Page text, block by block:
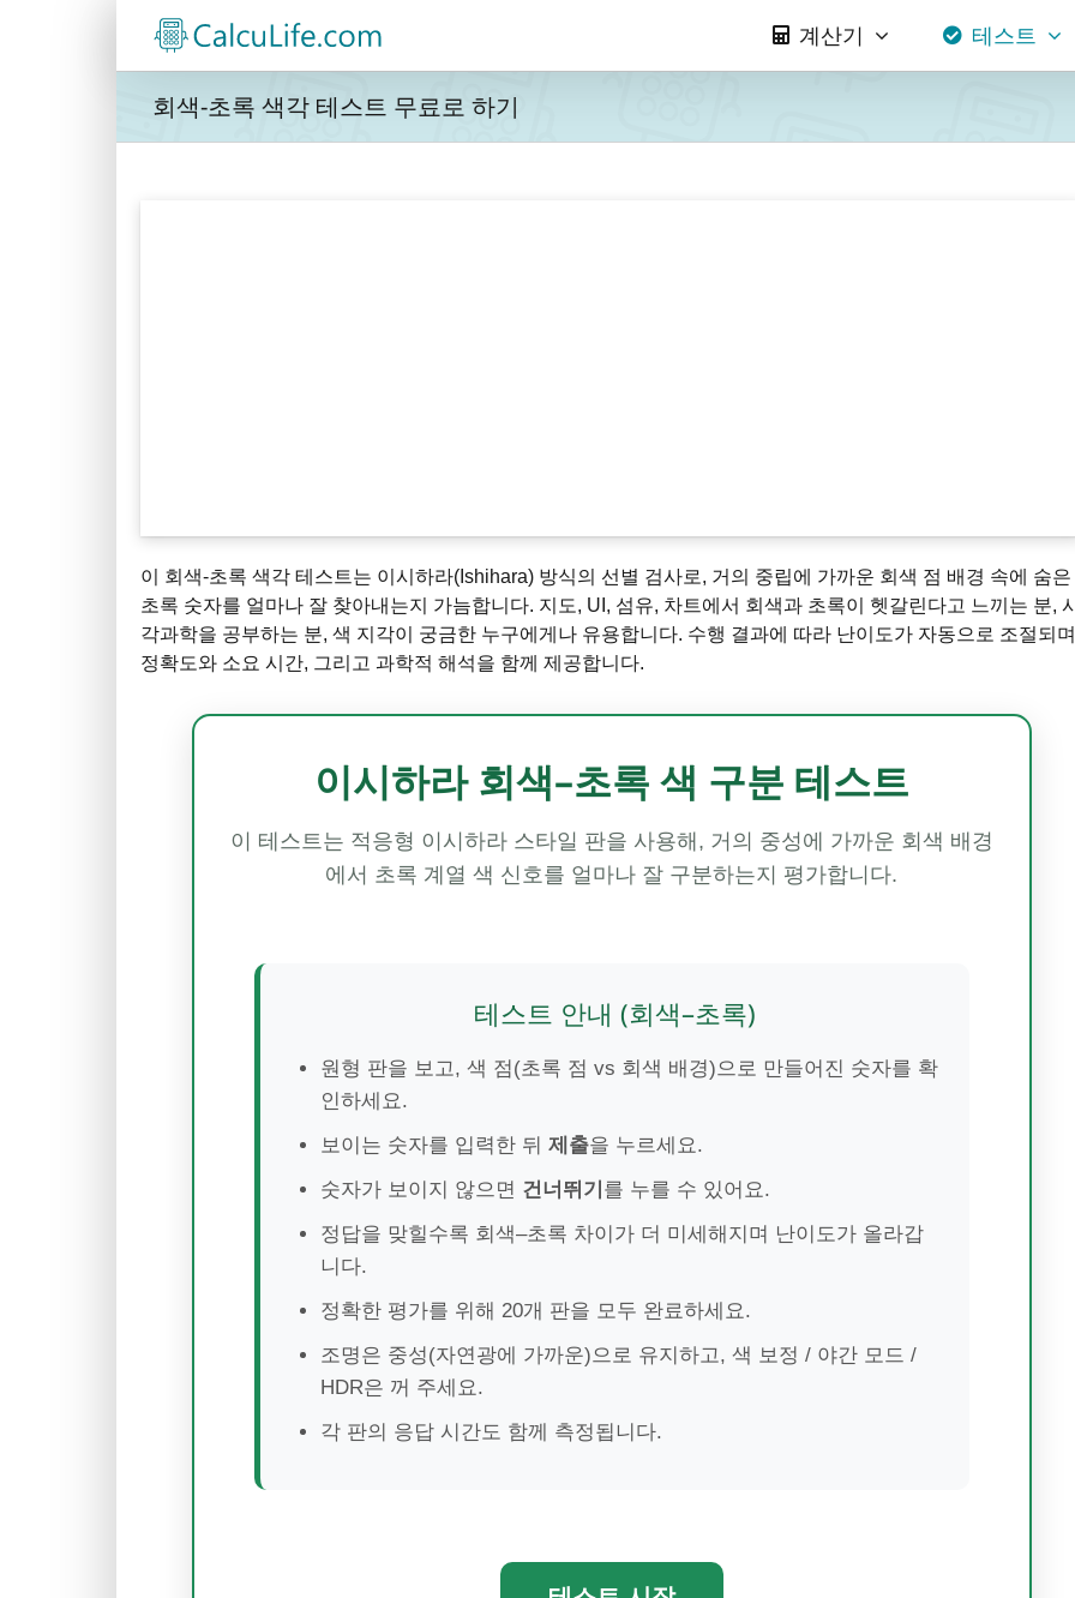
계산기 테스트
회색-초록 색각 테스트 무료로 하기
이 회색-초록 색각 테스트는 이시하라(Ishihara) 방식의 선별 검사로, 거의 중립에 가까운 회색 점 배경 속에 숨은
초록 숫자를 얼마나 잘 찾아내는지 가늠합니다. 지도, UI, 섬유, 차트에서 회색과 초록이 헷갈린다고 느끼는 분,
각과학을 공부하는 분, 색 지각이 궁금한 누구에게나 유용합니다. 수행 결과에 따라 난이도가 자동으로 조절되
정확도와 소요 시간, 그리고 과학적 해석을 함께 제공합니다.
이시하라 회색–초록 색 구분 테스트
이 테스트는 적응형 이시하라 스타일 판을 사용해, 거의 중성에 가까운 회색 배경
에서 초록 계열 색 신호를 얼마나 잘 구분하는지 평가합니다.
테스트 안내 (회색–초록)
원형 판을 보고, 색 점(초록 점 vs 회색 배경)으로 만들어진 숫자를 확
인하세요.
보이는 숫자를 입력한 뒤 제출을 누르세요.
숫자가 보이지 않으면 건너뛰기 를 누를 수 있어요.
정답을 맞힐수록 회색–초록 차이가 더 미세해지며 난이도가 올라갑
니다.
정확한 평가를 위해 20개 판을 모두 완료하세요.
조명은 중성(자연광에 가까운)으로 유지하고, 색 보정 / 야간 모드 /
HDR은 꺼 주세요.
각 판의 응답 시간도 함께 측정됩니다.